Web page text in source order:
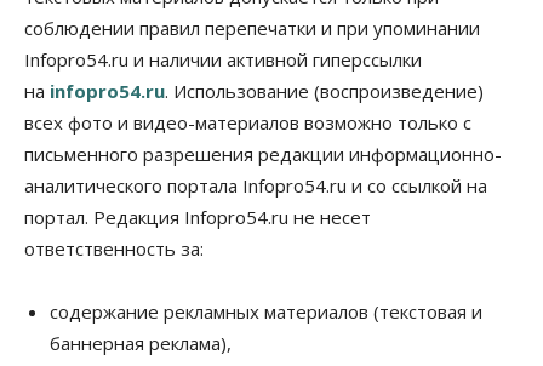
Жители Новосибирска смогут добровольно
повысить свою пенсию
07 Августа 2026, 11:30
Общество
Деньгами будут распоряжаться дети: в десяти
школах Новосибирской области введут
инициативное бюджетирование
07 Августа 2026, 11:00
заключили под стражу
07 Августа 2026, 10:15
соблюдении правил перепечатки и при упоминании
Infopro54.ru и наличии активной гиперссылки
на infopro54.ru. Использование (воспроизведение)
всех фото и видео-материалов возможно только с
письменного разрешения редакции информационно-
аналитического портала Infopro54.ru и со ссылкой на
портал. Редакция Infopro54.ru не несет
ответственность за:
содержание рекламных материалов (текстовая и
баннерная реклама),